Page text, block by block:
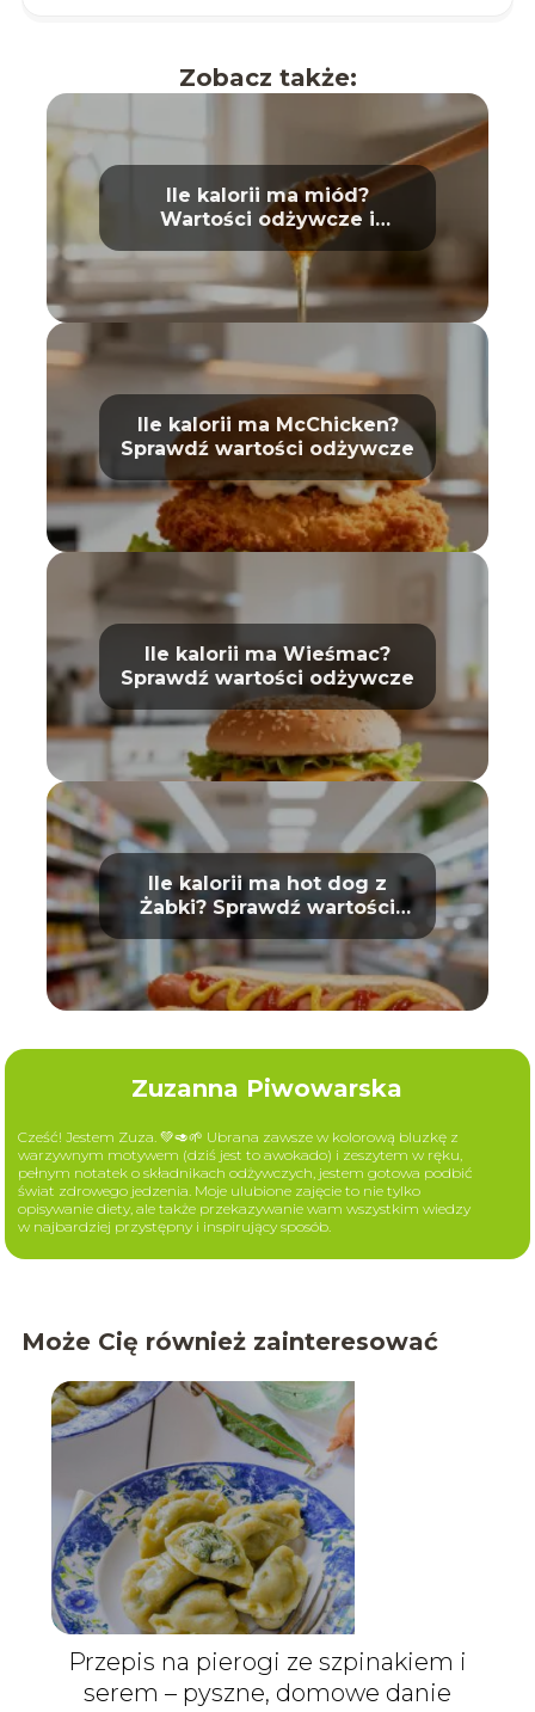
Zobacz także:
Ile kalorii ma miód?
Wartości odżywcze i
właściwości
Ile kalorii ma McChicken?
Sprawdź wartości odżywcze
Ile kalorii ma Wieśmac?
Sprawdź wartości odżywcze
Ile kalorii ma hot dog z
Żabki? Sprawdź wartości
odżywcze
Zuzanna Piwowarska
Cześć! Jestem Zuza. 💚🥑🌱 Ubrana zawsze w kolorową bluzkę z
warzywnym motywem (dziś jest to awokado) i zeszytem w ręku,
pełnym notatek o składnikach odżywczych, jestem gotowa podbić
świat zdrowego jedzenia. Moje ulubione zajęcie to nie tylko
opisywanie diety, ale także przekazywanie wam wszystkim wiedzy
w najbardziej przystępny i inspirujący sposób.
Może Cię również zainteresować
Przepis na pierogi ze szpinakiem i
serem – pyszne, domowe danie